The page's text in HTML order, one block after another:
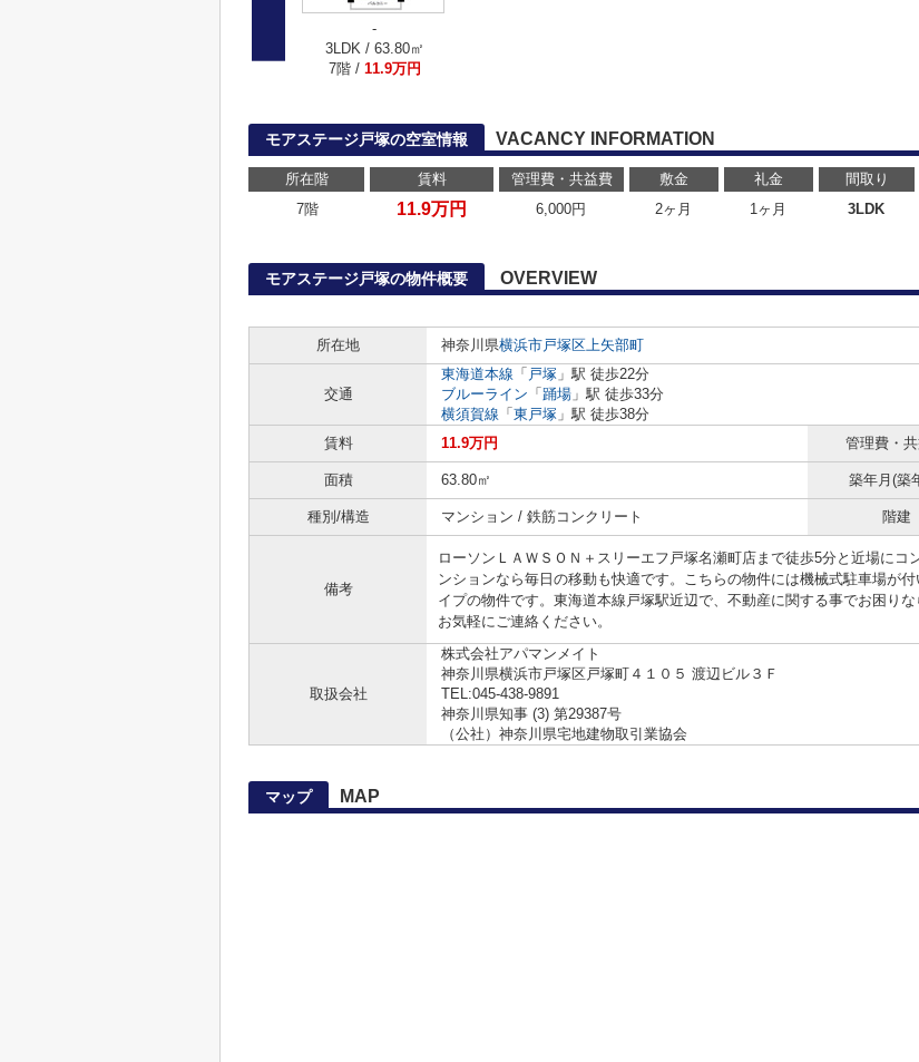
-
3LDK / 63.80㎡
7階 / 11.9万円
モアステージ戸塚の空室情報 VACANCY INFORMATION
所在階 賃料 管理費・共益費 敷金 礼金 間取り
7階
11.9万円 6,000円 2ヶ月 1ヶ月 3LDK
モアステージ戸塚の物件概要 OVERVIEW
所在地
神奈川県横浜市戸塚区上矢部町
交通
東海道本線 「 戸塚 」駅 徒歩22分
ブルーライン 「 踊場 」駅 徒歩33分
横須賀線 「 東戸塚 」駅 徒歩38分
賃料
11.9万円 管理費・
面積 63.80㎡ 築年月(築
種別/構造 マンション / 鉄筋コンクリート 階建
備考
ローソンＬＡＷＳＯＮ＋スリーエフ戸塚名瀬町店まで徒歩5分と近場に
ンションなら毎日の移動も快適です。こちらの物件には機械式駐車場が
イプの物件です。東海道本線戸塚駅近辺で、不動産に関する事でお困り
お気軽にご連絡ください。
取扱会社
株式会社アパマンメイト
神奈川県横浜市戸塚区戸塚町４１０５ 渡辺ビル３Ｆ
TEL:045-438-9891
神奈川県知事 (3) 第29387号
（公社）神奈川県宅地建物取引業協会
マップ MAP